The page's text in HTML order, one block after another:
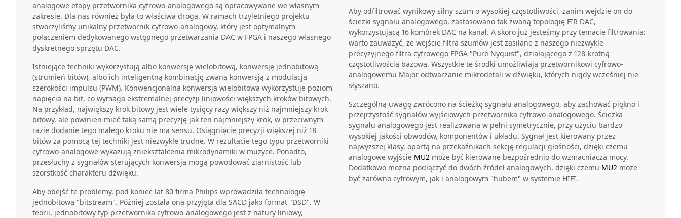
analogowe etapy przetwornika cyfrowo-analogowego są opracowywane we własnym
zakresie. Dla nas również była to właściwa droga. W ramach trzyletniego projektu
stworzyliśmy unikalny przetwornik cyfrowo-analogowy, który jest optymalnym
połączeniem dedykowanego wstępnego przetwarzania DAC w FPGA i naszego własnego
dyskretnego sprzętu DAC.
Istniejące techniki wykorzystują albo konwersję wielobitową, konwersję jednobitową
(strumień bitów), albo ich inteligentną kombinację zwaną konwersją z modulacją
szerokości impulsu (PWM). Konwencjonalna konwersja wielobitowa wykorzystuje poziom
napięcia na bit, co wymaga ekstremalnej precyzji liniowości większych kroków bitowych.
Na przykład, największy krok bitowy jest wiele tysięcy razy większy niż najmniejszy krok
bitowy, ale powinien mieć taką samą precyzję jak ten najmniejszy krok, w przeciwnym
razie dodanie tego małego kroku nie ma sensu. Osiągnięcie precyzji większej niż 18
bitów za pomocą tej techniki jest niezwykle trudne. W rezultacie tego typu przetworniki
cyfrowo-analogowe wykazują zniekształcenia mikrodynamiki w muzyce. Ponadto,
przesłuchy z sygnałów sterujących konwersją mogą powodować ziarnistość lub
szorstkość charakteru dźwięku.
Aby obejść te problemy, pod koniec lat 80 firma Philips wprowadziła technologię
jednobitową "bitstream". Później została ona przyjęta dla SACD jako format "DSD". W
teorii, jednobitowy typ przetwornika cyfrowo-analogowego jest z natury liniowy,
Aby odfiltrować wynikowy silny szum o wysokiej częstotliwości, zanim wejdzie on do
ścieżki sygnału analogowego, zastosowano tak zwaną topologię FIR DAC,
wykorzystującą 16 komórek DAC na kanał. A skoro już jesteśmy przy temacie filtrowania:
warto zauważyć, że wejście filtra szumów jest zasilane z naszego niezwykle
precyzyjnego filtra cyfrowego FPGA "Pure Nyquist", działającego z 128-krotną
częstotliwością bazową. Wszystkie te środki umożliwiają przetwornikowi cyfrowo-
analogowemu Major odtwarzanie mikrodetali w dźwięku, których nigdy wcześniej nie
słyszano.
Szczególną uwagę zwrócono na ścieżkę sygnału analogowego, aby zachować piękno i
przejrzystość sygnałów wyjściowych przetwornika cyfrowo-analogowego. Ścieżka
sygnału analogowego jest realizowana w pełni symetrycznie, przy użyciu bardzo
wysokiej jakości obwodów, komponentów i układu. Sygnał jest kierowany przez
najwyższej klasy, opartą na przekaźnikach sekcję regulacji głośności, dzięki czemu
analogowe wyjście MU2 może być kierowane bezpośrednio do wzmacniacza mocy.
Dodatkowo można podłączyć do dwóch źródeł analogowych, dzięki czemu MU2 może
być zarówno cyfrowym, jak i analogowym "hubem" w systemie HIFI.